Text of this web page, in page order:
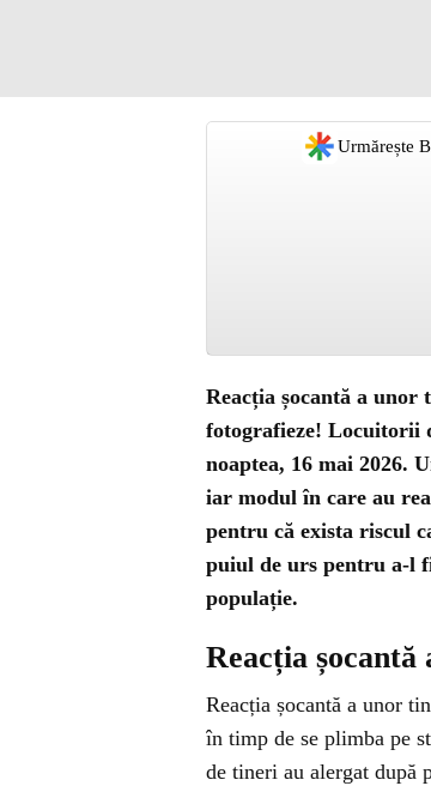
Urmărește
Reacția șocantă a
fotografieze! Locuitorii
noaptea, 16 mai 2026.
iar modul în care au
pentru că exista riscul
puiul de urs pentru a-l
populație.
Reacția
Reacția șocantă a unor
în timp de se plimba pe
de tineri au alergat